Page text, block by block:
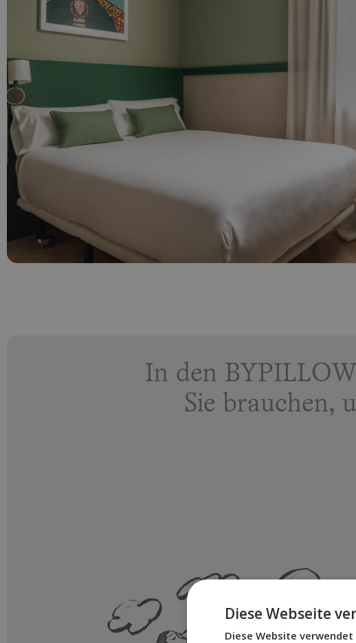
In den
Sie brauchen,
Diese Webseite
Diese Website